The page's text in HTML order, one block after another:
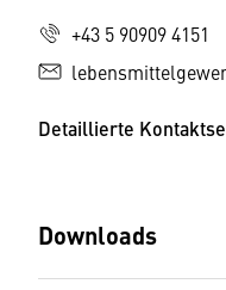
+43 5 90909 4151
Detaillierte
Downloads